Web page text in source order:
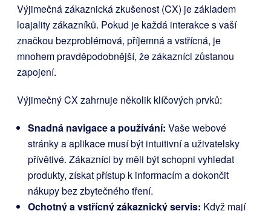
Výjimečná zákaznická zkušenost (CX) je základem
loajality zákazníků. Pokud je každá interakce s vaší
značkou bezproblémová, příjemná a vstřícná, je
mnohem pravděpodobnější, že zákazníci zůstanou
zapojení.
Výjimečný CX zahrnuje několik klíčových prvků:
Snadná navigace a používání: Vaše webové
stránky a aplikace musí být intuitivní a uživatelsky
přívětivé. Zákazníci by měli být schopni vyhledat
produkty, získat přístup k informacím a dokončit
nákupy bez zbytečného tření.
Ochotný a vstřícný zákaznický servis: Když mají